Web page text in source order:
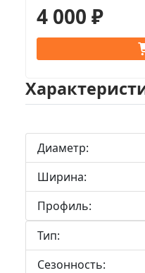
4 000 ₽
Диаметр:
Ширина:
Профиль:
Тип:
Сезонность: